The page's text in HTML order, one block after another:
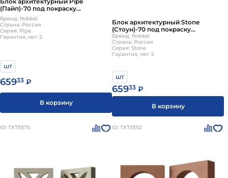
(Пайп)-70 под покраску
250х250мм Nokkel
Бренд: Nokkel
Страна: Россия
Серия: Pipe
Гарантия, лет: 2
шт
65933 ₽
В корзину
Блок архитектурный Stone
(Стоун)-70 под покраску
250х250мм Nokkel
Бренд: Nokkel
Страна: Россия
Серия: Stone
Гарантия, лет: 2
шт
65933 ₽
В корзину
ID: ТХ73575 ID: ТХ73552